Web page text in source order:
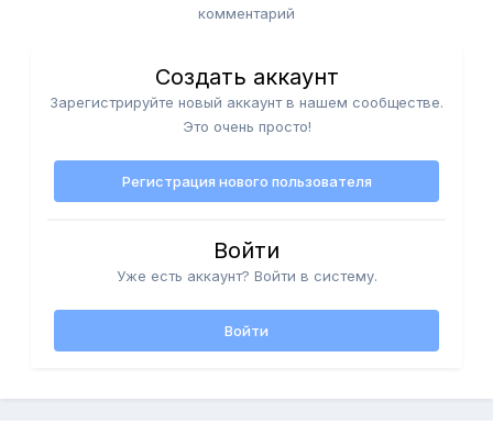
комментарий
Создать аккаунт
Зарегистрируйте новый аккаунт в нашем сообществе.
Это очень просто!
Регистрация нового пользователя
Войти
Уже есть аккаунт? Войти в систему.
Войти